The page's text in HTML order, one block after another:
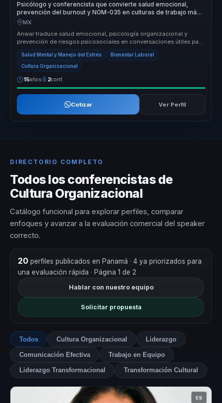
Psicólogo y conferencista que convierte salud emocional,
prevención del burnout y NOM-035 en culturas de trabajo más
humanas.
MX
Anwar traduce salud emocional, psicología organizacional y
prevención de riesgos psicosociales en conversaciones útiles para
empresas. Ay...
Salud Mental y Manejo del Estrés Bienestar Laboral
Cultura Organizacional
15años 2conf.
Cotizar Ver Perfil
DIRECTORIO COMPLETO
Todos los conferencistas de
Cultura Organizacional
Catálogo funcional para explorar perfiles, comparar
enfoques y avanzar a la evaluación comercial del speaker
correcto.
20perfiles publicados en Panamá · 4 ya priorizados para
una evaluación rápida · Página 1 de 2
Hablar con nuestro equipo
Solicitar propuesta
Todos Cultura Organizacional Liderazgo
Comunicación Efectiva Trabajo en Equipo
Liderazgo Transformacional Transformación Cultural
ES